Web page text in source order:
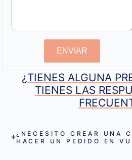
ENVIAR
¿TIENES ALGUNA
TIENES LAS
¿NECESITO CREAR UNA
HACER UN PEDIDO EN